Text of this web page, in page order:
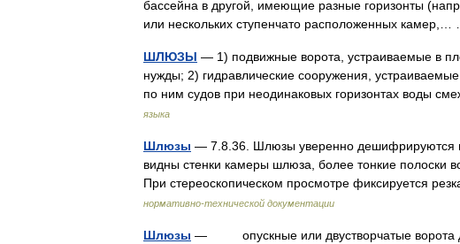
бассейна в другой, имеющие разные горизонты
или нескольких ступенчато расположенных
ШЛЮЗЫ — 1) подвижные ворота, устраиваемые в
нужды; 2) гидравлические сооружения,
по ним судов при неодинаковых горизонтах воды
языка
Шлюзы — 7.8.36. Шлюзы уверенно дешифрируются
видны стенки камеры шлюза, более тонкие полоски
При стереоскопическом просмотре фиксируется
нормативно-технической документации
Шлюзы — опускные или двустворчатые ворота